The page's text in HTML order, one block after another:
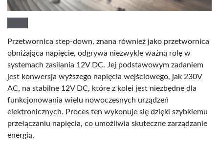
Przetwornica step-down, znana również jako przetwornica
obniżająca napięcie, odgrywa niezwykle ważną rolę w
systemach zasilania 12V DC. Jej podstawowym zadaniem
jest konwersja wyższego napięcia wejściowego, jak 230V
AC, na stabilne 12V DC, które z kolei jest niezbędne dla
funkcjonowania wielu nowoczesnych urządzeń
elektronicznych. Proces ten wykonuje się dzięki szybkiemu
przełączaniu napięcia, co umożliwia skuteczne zarządzanie
energią.